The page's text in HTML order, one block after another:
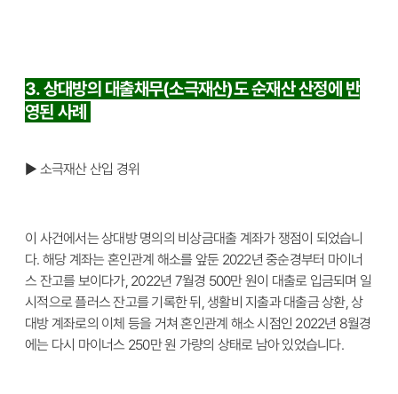
3. 상대방의 대출채무(소극재산)도 순재산 산정에 반
영된 사례
▶ 소극재산 산입 경위
이 사건에서는 상대방 명의의 비상금대출 계좌가 쟁점이 되었습니
다. 해당 계좌는 혼인관계 해소를 앞둔 2022년 중순경부터 마이너
스 잔고를 보이다가, 2022년 7월경 500만 원이 대출로 입금되며 일
시적으로 플러스 잔고를 기록한 뒤, 생활비 지출과 대출금 상환, 상
대방 계좌로의 이체 등을 거쳐 혼인관계 해소 시점인 2022년 8월경
에는 다시 마이너스 250만 원 가량의 상태로 남아 있었습니다.